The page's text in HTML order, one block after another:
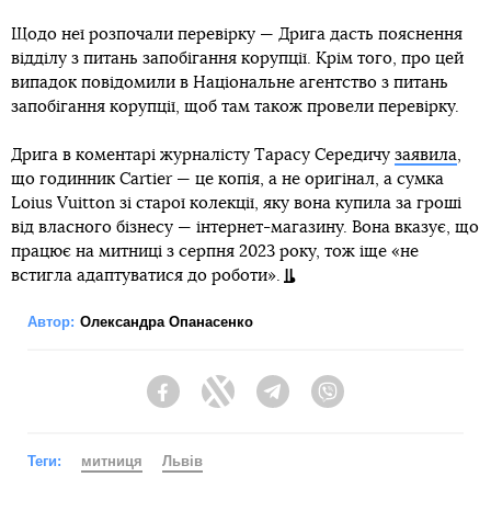
Щодо неї розпочали перевірку — Дрига дасть пояснення
відділу з питань запобігання корупції. Крім того, про цей
випадок повідомили в Національне агентство з питань
запобігання корупції, щоб там також провели перевірку.
Дрига в коментарі журналісту Тарасу Середичу заявила
що годинник Cartier — це копія, а не оригінал, а сумка
Loius Vuitton зі старої колекції, яку вона купила за гроші
від власного бізнесу — інтернет-магазину. Вона вказує, що
працює на митниці з серпня 2023 року, тож іще «не
встигла адаптуватися до роботи».
Автор: Олександра Опанасенко
FacebookTwitter Telegram
Теги: митниця Львів